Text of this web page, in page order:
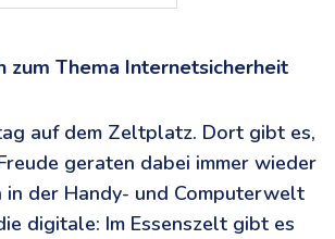
zum Thema Internetsicherheit
auf dem Zeltplatz. Dort gibt es,
geraten dabei immer wieder
in der Handy- und Computerwelt
digitale: Im Essenszelt gibt es